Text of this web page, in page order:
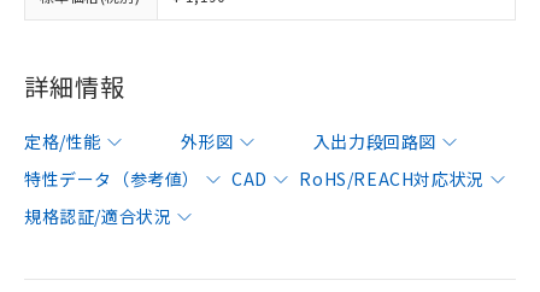
詳細情報
定格/性能 外形図
入出力段回路図
特性データ（参考値）
CAD
RoHS/REACH対応状況
規格認証/適合状況